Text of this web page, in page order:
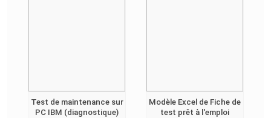
Test de maintenance sur
PC IBM (diagnostique)
Modèle Excel de Fiche de
test prêt à l'emploi